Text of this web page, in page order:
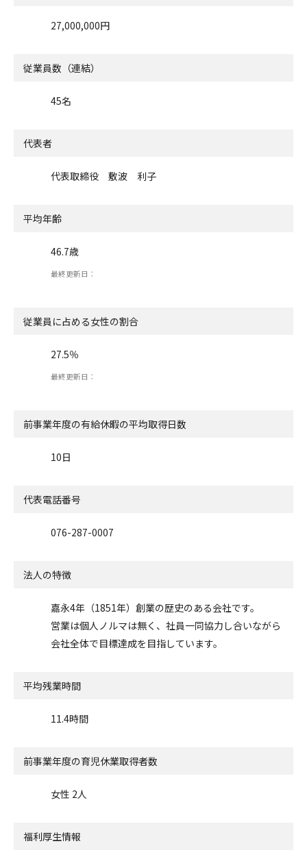
27,000,000円
従業員数（連結）
45名
代表者
代表取締役 敷波 利子
平均年齢
46.7歳
最終更新日：
従業員に占める女性の割合
27.5％
最終更新日：
前事業年度の有給休暇の平均取得日数
10日
代表電話番号
076-287-0007
法人の特徴
嘉永4年（1851年）創業の歴史のある会社です。
営業は個人ノルマは無く、社員一同協力し合いながら
会社全体で目標達成を目指しています。
平均残業時間
11.4時間
前事業年度の育児休業取得者数
女性 2人
福利厚生情報